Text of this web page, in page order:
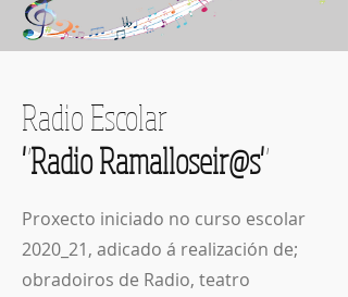
Radio Escolar
"Radio Ramalloseir@s"
Proxecto iniciado no curso escolar
2020_21, adicado á realización de;
obradoiros de Radio, teatro